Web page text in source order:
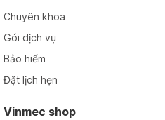
Chuyên khoa
Gói dịch vụ
Bảo hiểm
Đặt lịch hẹn
Vinmec shop